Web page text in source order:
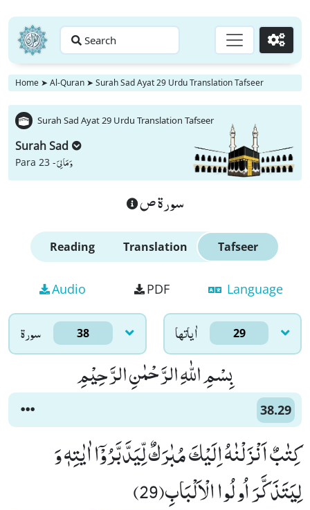
Search Go
Home ➤ Al-Quran ➤ Surah Sad Ayat 29 Urdu Translation Tafseer
Surah Sad Ayat 29 Urdu Translation Tafseer
Surah Sad
Para 23 -وَ مَا لِیَ
سورة ص
Reading Translation Tafseer
Audio PDF Language
سورۃ 38 اٰياتها 29
بِسْمِ اللّٰهِ الرَّحْمٰنِ الرَّحِیْمِ
38.29
كِتٰبٌ اَنْزَلْنٰهُ اِلَیْكَ مُبٰرَكٌ لِّیَدَّبَّرُوْۤا اٰیٰتِهٖ وَ
لِیَتَذَكَّرَ اُولُوا الْاَلْبَابِ(29)